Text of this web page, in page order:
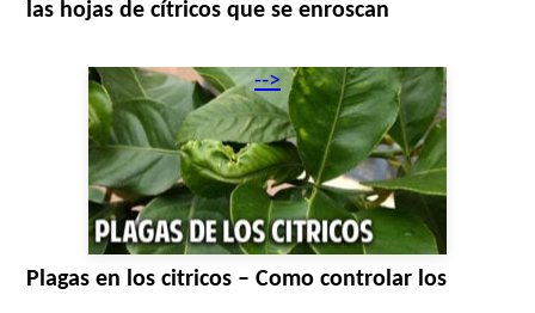
las hojas de cítricos que se enroscan
-->
Plagas en los citricos – Como controlar los